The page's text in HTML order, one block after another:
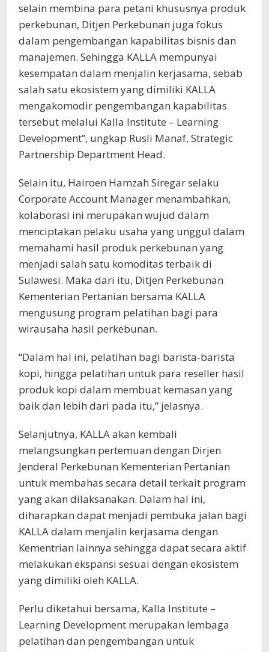
selain membina para petani khususnya produk
perkebunan, Ditjen Perkebunan juga fokus
dalam pengembangan kapabilitas bisnis dan
manajemen. Sehingga KALLA mempunyai
kesempatan dalam menjalin kerjasama, sebab
salah satu ekosistem yang dimiliki KALLA
mengakomodir pengembangan kapabilitas
tersebut melalui Kalla Institute – Learning
Development”, ungkap Rusli Manaf, Strategic
Partnership Department Head.
Selain itu, Hairoen Hamzah Siregar selaku
Corporate Account Manager menambahkan,
kolaborasi ini merupakan wujud dalam
menciptakan pelaku usaha yang unggul dalam
memahami hasil produk perkebunan yang
menjadi salah satu komoditas terbaik di
Sulawesi. Maka dari itu, Ditjen Perkebunan
Kementerian Pertanian bersama KALLA
mengusung program pelatihan bagi para
wirausaha hasil perkebunan.
“Dalam hal ini, pelatihan bagi barista-barista
kopi, hingga pelatihan untuk para reseller hasil
produk kopi dalam membuat kemasan yang
baik dan lebih dari pada itu,” jelasnya.
Selanjutnya, KALLA akan kembali
melangsungkan pertemuan dengan Dirjen
Jenderal Perkebunan Kementerian Pertanian
untuk membahas secara detail terkait program
yang akan dilaksanakan. Dalam hal ini,
diharapkan dapat menjadi pembuka jalan bagi
KALLA dalam menjalin kerjasama dengan
Kementrian lainnya sehingga dapat secara aktif
melakukan ekspansi sesuai dengan ekosistem
yang dimiliki oleh KALLA.
Perlu diketahui bersama, Kalla Institute –
Learning Development merupakan lembaga
pelatihan dan pengembangan untuk